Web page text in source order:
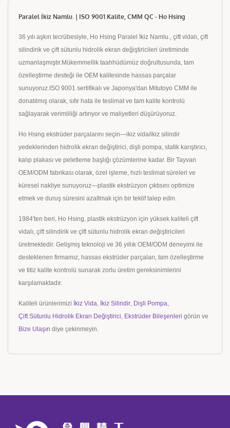
Paralel İkiz Namlu. | ISO 9001 Kalite, CMM QC - Ho Hsing
36 yılı aşkın tecrübesiyle, Ho Hsing Paralel İkiz Namlu., çift vidalı, çift
silindirik ve çift sütunlu hidrolik ekran değiştiricileri üretiminde
uzmanlaşmıştır.Mükemmellik taahhüdümüz doğrultusunda, tam
özelleştirme desteği ile OEM kalitesinde hassas parçalar
sunuyoruz.ISO 9001 sertifikalı ve Japonya'dan Mitutoyo CMM ile
donatılmış olarak, sıfır hata ile teslimat ve tam kalite kontrolü
sağlayarak verimliliği artırıyor ve maliyetleri düşürüyoruz.
Ho Hsing ekstrüder parçalarını seçin—ikiz vida/ikiz silindir
yedeklerinden hidrolik ekran değiştirici, dişli pompa, statik karıştırıcı,
kalıp plakası ve peletleme başlığı çözümlerine kadar. Bir Tayvan
OEM/ODM fabrikası olarak, özel işleme, hızlı teslimat süreleri ve
küresel nakliye sunuyoruz—plastik ekstrüzyon çıktısını optimize
etmek ve duruş süresini azaltmak için bir teklif talep edin.
1984'ten beri, Ho Hsing, plastik ekstrüzyon için yüksek kaliteli çift
vidalı, çift silindirik ve çift sütunlu hidrolik ekran değiştiricileri
üretmektedir. Gelişmiş teknoloji ve 36 yıllık OEM/ODM deneyimi ile
desteklenen firmamız, hassas ekstrüder parçaları, tam özelleştirme
ve titiz kalite kontrolü sunarak zorlu üretim gereksinimlerini
karşılamaktadır.
Kaliteli ürünlerimizi İkiz Vida, İkiz Silindir, Dişli Pompa,
Çift Sütunlu Hidrolik Ekran Değiştirici, Ekstrüder Bileşenleri görün ve
Bize Ulaşın diye çekinmeyin.